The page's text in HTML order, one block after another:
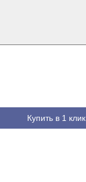
Купить в 1 клик